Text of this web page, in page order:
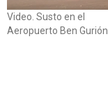
Video. Susto en el
Aeropuerto Ben Gurión